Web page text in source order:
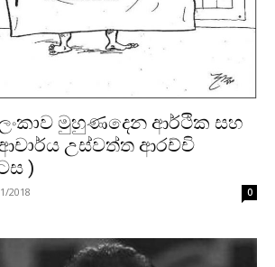
මුහුණදෙන ආර්ථික සහ
ආචාර්ය උස්වත්ත ආරච්චි
)
2018 0